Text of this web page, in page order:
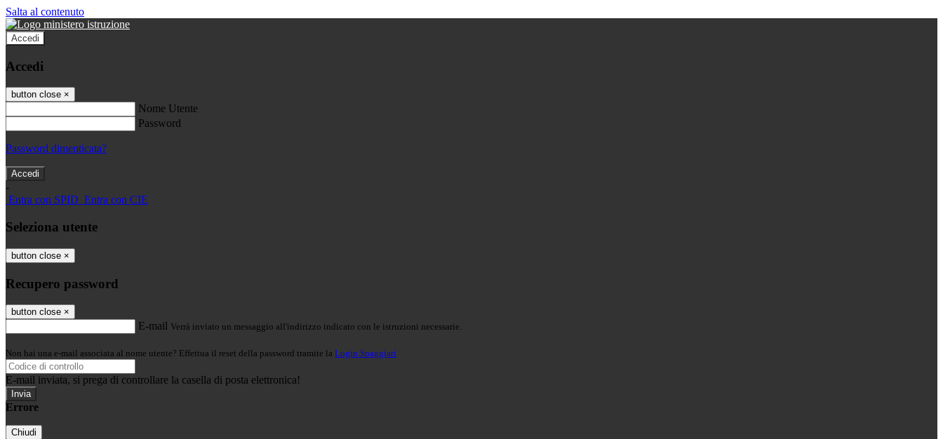
Salta al contenuto
Accedi
Accedi
button close ×
Nome Utente
Password
Password dimenticata?
-
Entra con SPID Entra con CIE
Seleziona utente
button close ×
Recupero password
button close ×
E-mail Verrà inviato un messaggio all'indirizzo indicato con le istruzioni necessarie.
Non hai una e-mail associata al nome utente? Effettua il reset della password tramite la Login Spaggiari
E-mail inviata, si prega di controllare la casella di posta elettronica!
Errore
Chiudi